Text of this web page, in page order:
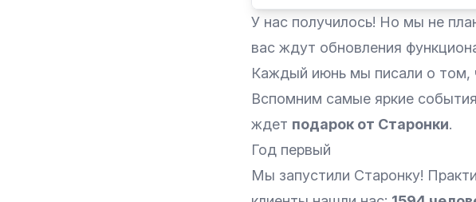
У нас получилось! Но мы не
вас ждут обновления
Каждый июнь мы писали о том,
Вспомним самые яркие
ждет подарок от Старонки.
Год первый
Мы запустили Старонку!